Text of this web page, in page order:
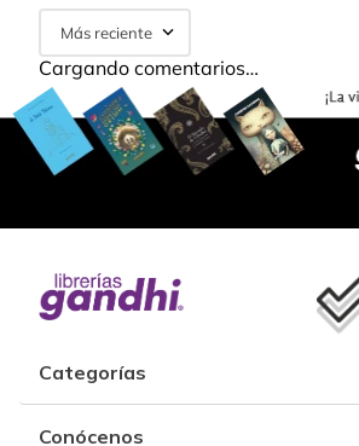
Más reciente
Cargando comentarios…
Categorías
Conócenos